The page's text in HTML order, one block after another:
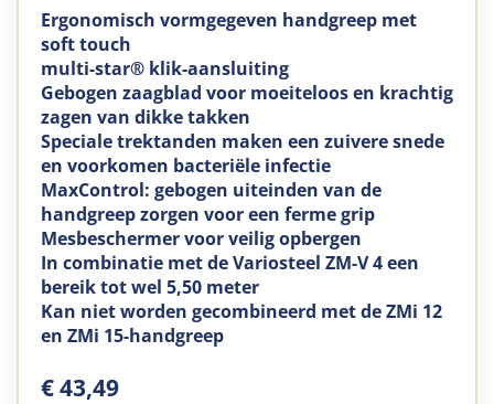
Ergonomisch vormgegeven handgreep met
soft touch
multi-star® klik-aansluiting
Gebogen zaagblad voor moeiteloos en krachtig
zagen van dikke takken
Speciale trektanden maken een zuivere snede
en voorkomen bacteriële infectie
MaxControl: gebogen uiteinden van de
handgreep zorgen voor een ferme grip
Mesbeschermer voor veilig opbergen
In combinatie met de Variosteel ZM-V 4 een
bereik tot wel 5,50 meter
Kan niet worden gecombineerd met de ZMi 12
en ZMi 15-handgreep
€43,49